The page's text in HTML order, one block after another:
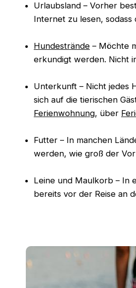
Urlaubsland – Vorher
Internet zu lesen, sodass
Hundestrände – Möchte
erkundigt werden. Nicht
Unterkunft – Nicht jedes
sich auf die tierischen
Ferienwohnung, über
Futter – In manchen
werden, wie groß der
Leine und Maulkorb – In
bereits vor der Reise an